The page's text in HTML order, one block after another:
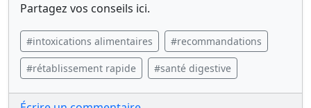
Partagez vos conseils ici.
#intoxications alimentaires #recommandations
#rétablissement rapide #santé digestive